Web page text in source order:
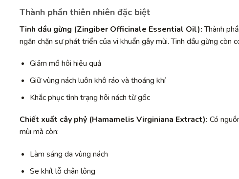
Thành phần thiên nhiên đặc biệt
Tinh dầu gừng (Zingiber Officinale Essential Oil):Thành
ngăn chặn sự phát triển của vi khuẩn gây mùi. Tinh dầu gừng còn
Giảm mồ hôi hiệu quả
Giữ vùng nách luôn khô ráo và thoáng khí
Khắc phục tình trạng hôi nách từ gốc
Chiết xuất cây phỷ (Hamamelis Virginiana Extract): Có
mùi mà còn:
Làm sáng da vùng nách
Se khít lỗ chân lông